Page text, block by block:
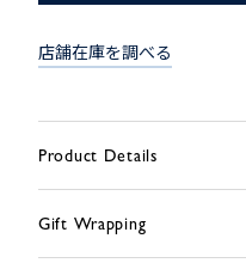
店舗在庫を調べる
Product Details
Gift Wrapping